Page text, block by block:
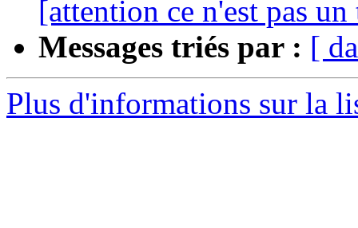
[attention ce n'est pas
Messages triés par : [
Plus d'informations sur la